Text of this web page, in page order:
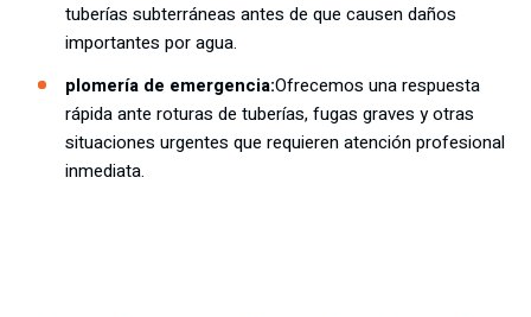
tuberías subterráneas antes de que causen daños
importantes por agua.
plomería de emergencia:Ofrecemos una respuesta
rápida ante roturas de tuberías, fugas graves y otras
situaciones urgentes que requieren atención profesional
inmediata.